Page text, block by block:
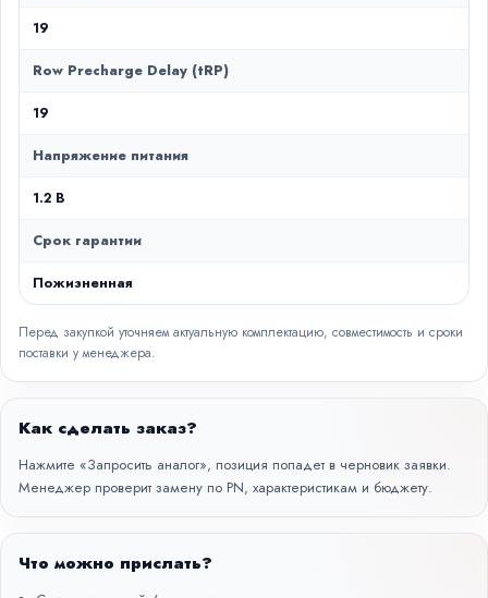
19
Row Precharge Delay (tRP)
19
Напряжение питания
1.2 В
Срок гарантии
Пожизненная
Перед закупкой уточняем актуальную комплектацию, совместимость и сроки
поставки у менеджера.
Как сделать заказ?
Нажмите «Запросить аналог», позиция попадет в черновик заявки.
Менеджер проверит замену по PN, характеристикам и бюджету.
Что можно прислать?